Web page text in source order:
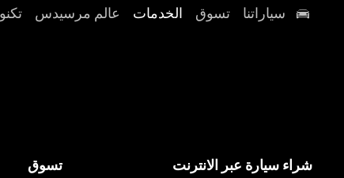
سياراتنا تسوق الخدمات عالم مرسيدس
شراء سيارة عبر الانترنت تسوق